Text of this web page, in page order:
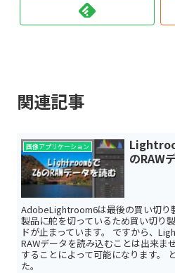
関連記事
画像アプリケーション
のRAW
AdobeLightroom6は最後の買い切り
製品に舵を切っているため買い切り
ドが止まっています。 ですから、
RAWデータを読み込むことは出来ま
することによって可能になります。
た。